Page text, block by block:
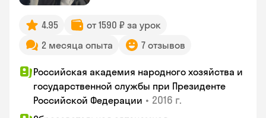
4.95
от 1590 ₽ за урок
2 месяца опыта
7 отзывов
Российская академия народного хозяйства и
государственной службы при Президенте
Российской Федерации • 2016 г.